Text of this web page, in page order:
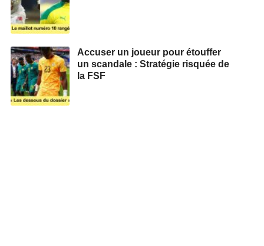
Accuser un joueur pour étouffer
un scandale : Stratégie risquée de
la FSF